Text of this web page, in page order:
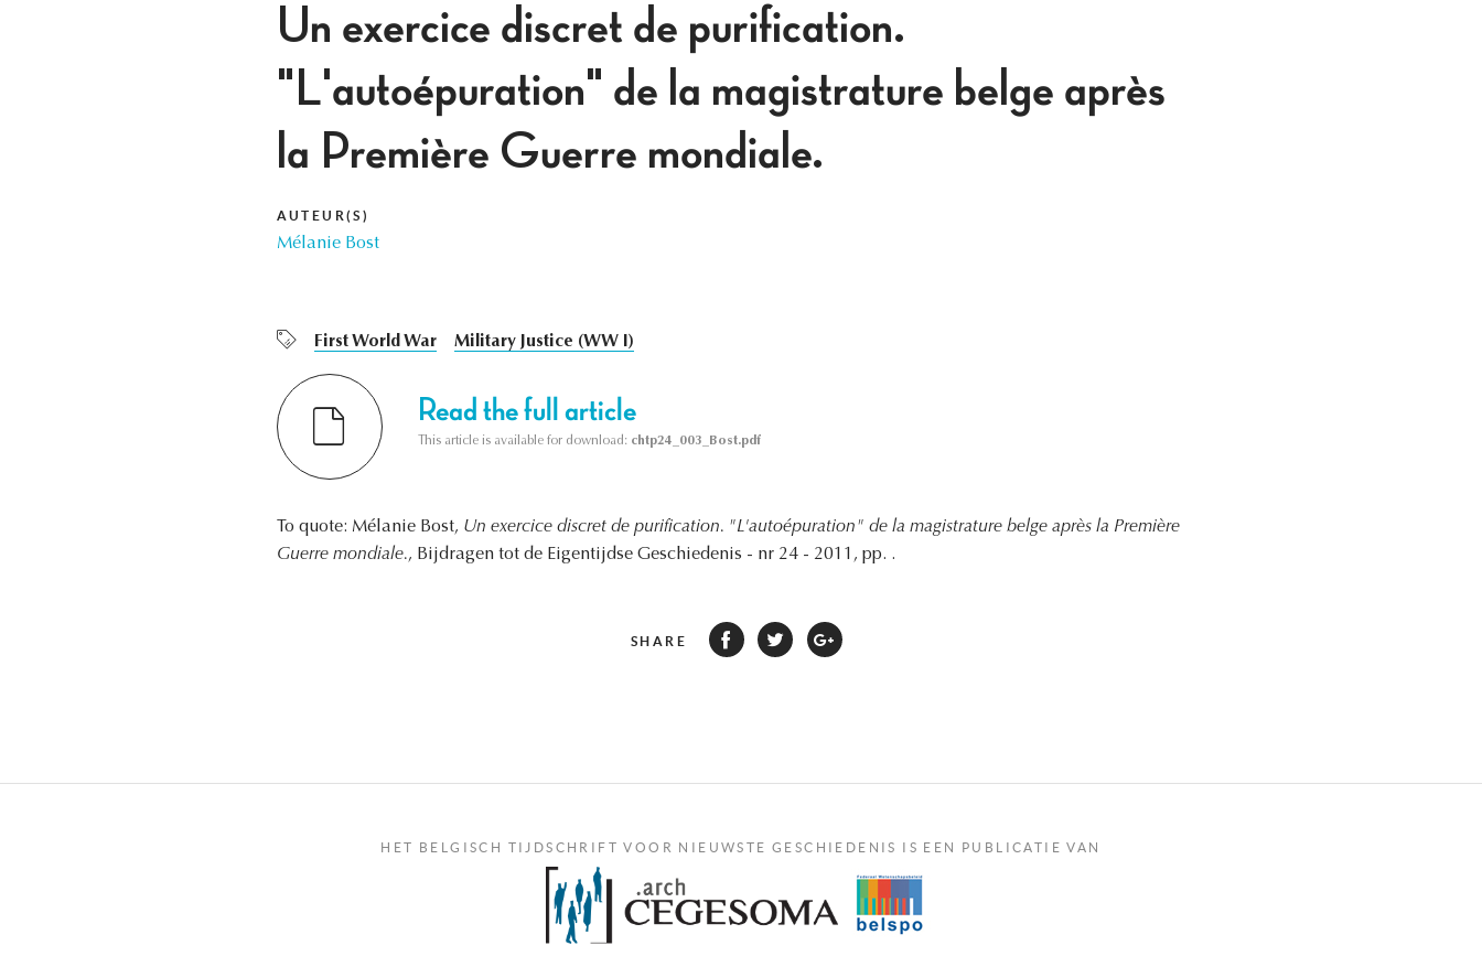
Un exercice discret de purification.
"L'autoépuration" de la magistrature belge après
la Première Guerre mondiale.
AUTEUR(S)
Mélanie Bost
First World War Military Justice (WW I)
Read the full article
This article is available for download: chtp24_003_Bost.pdf
To quote: Mélanie Bost, Un exercice discret de purification. "L'autoépuration" de la magistrature belge après la Première
Guerre mondiale., Bijdragen tot de Eigentijdse Geschiedenis - nr 24 - 2011, pp. .
SHARE
HET BELGISCH TIJDSCHRIFT VOOR NIEUWSTE GESCHIEDENIS IS EEN PUBLICATIE VAN